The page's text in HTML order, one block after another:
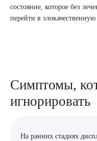
состояние, которое без
перейти в злокачественную
Симптомы,
игнорировать
На ранних стадиях